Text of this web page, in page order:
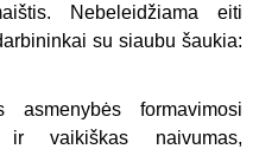
Nebeleidžiama eiti
su siaubu šaukia:
asmenybės formavimosi
vaikiškas naivumas,